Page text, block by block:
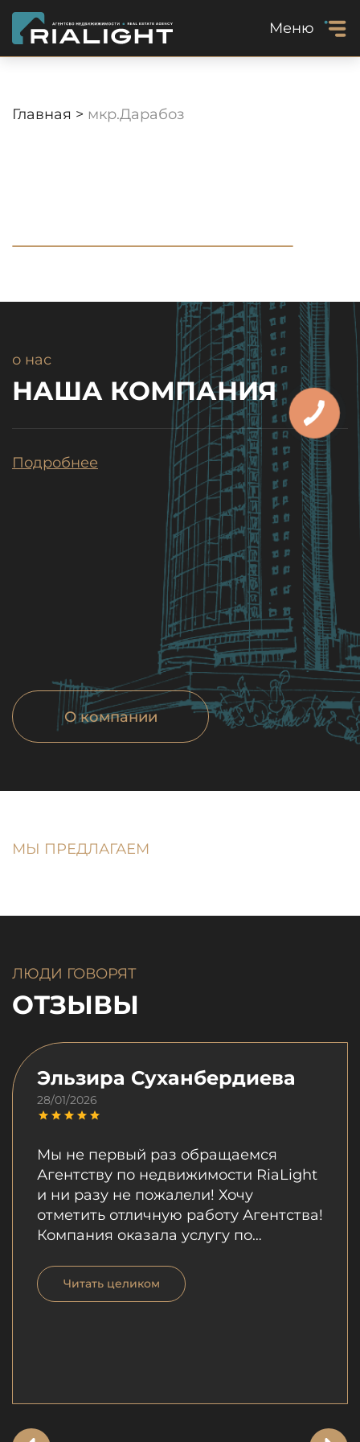
Меню
Главная > мкр.Дарабоз
о нас
НАША КОМПАНИЯ
Подробнее
О компании
МЫ ПРЕДЛАГАЕМ
ЛЮДИ ГОВОРЯТ
ОТЗЫВЫ
Эльзира Суханбердиева
28/01/2026
Мы не первый раз обращаемся
Агентству по недвижимости RiaLight
и ни разу не пожалели! Хочу
отметить отличную работу Агентства!
Компания оказала услугу по
Профессионализм сотрудников
компании, которые были
грамотно преподнести информацию
Читать целиком